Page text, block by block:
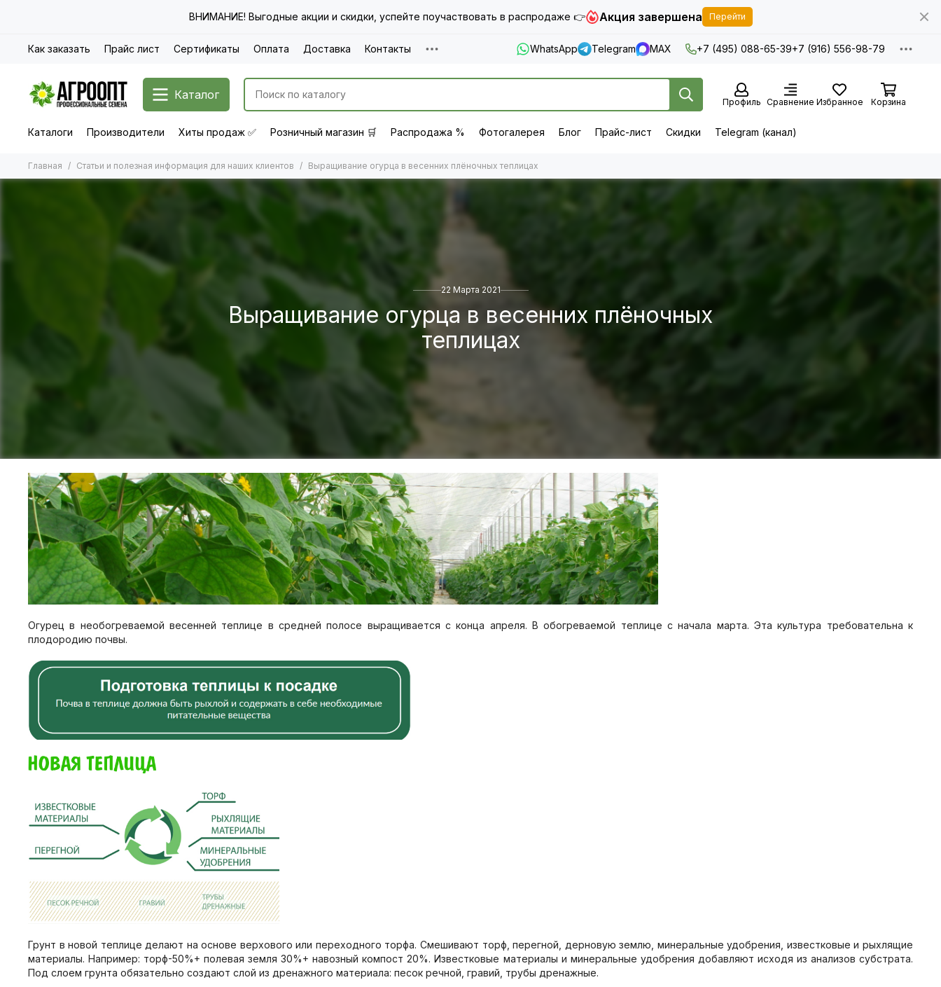
ВНИМАНИЕ! Выгодные акции и скидки, успейте поучаствовать в распродаже 👉 Акция завершена Перейти
Как заказать Прайс лист Сертификаты Оплата Доставка Контакты WhatsApp Telegram MAX +7 (495) 088-65-39+7 (916) 556-98-79
Каталог
Профиль Сравнение Избранное Корзина
Каталоги Производители Хиты продаж ✅ Розничный магазин 🛒 Распродажа % Фотогалерея Блог Прайс-лист Скидки Telegram (канал)
Главная Статьи и полезная информация для наших клиентов Выращивание огурца в весенних плёночных теплицах
22 Марта 2021
Выращивание огурца в весенних плёночных
теплицах
Огурец в необогреваемой весенней теплице в средней полосе выращивается с конца апреля. В обогреваемой теплице с начала марта. Эта культура требовательна к
плодородию почвы.
Грунт в новой теплице делают на основе верхового или переходного торфа. Смешивают торф, перегной, дерновую землю, минеральные удобрения, известковые и рыхлящие
материалы. Например: торф-50%+ полевая земля 30%+ навозный компост 20%. Известковые материалы и минеральные удобрения добавляют исходя из анализов субстрата.
Под слоем грунта обязательно создают слой из дренажного материала: песок речной, гравий, трубы дренажные.